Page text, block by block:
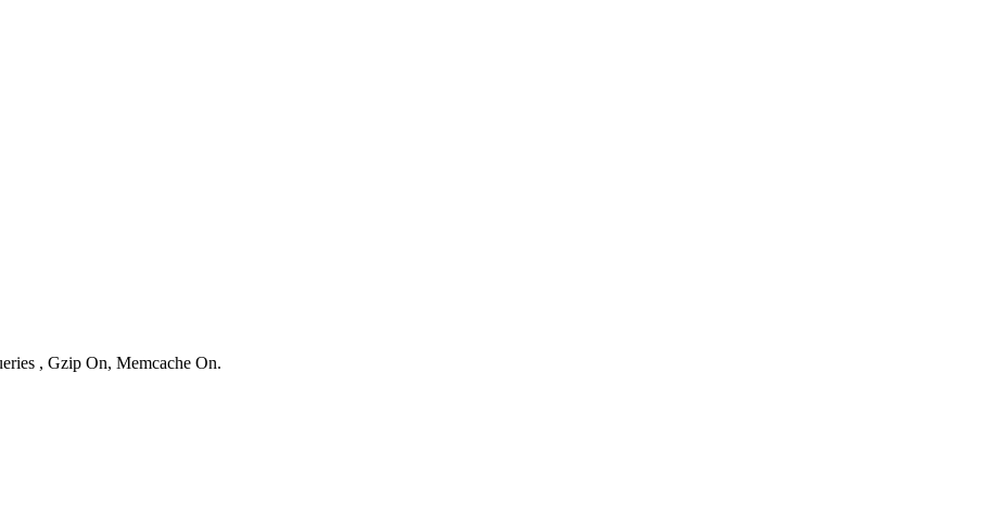
, Gzip On, Memcache On.